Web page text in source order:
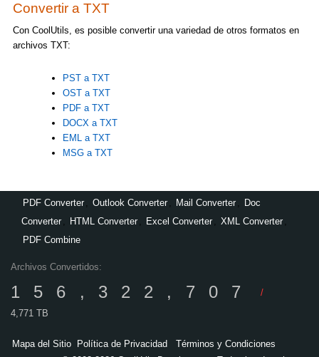
Convertir a TXT
Con CoolUtils, es posible convertir una variedad de otros formatos en
archivos TXT:
PST a TXT
OST a TXT
PDF a TXT
DOCX a TXT
EML a TXT
MSG a TXT
PDF Converter Outlook Converter Mail Converter
Doc
Converter
HTML Converter Excel Converter XML Converter
PDF Combine
Archivos Convertidos:
156,322,707
/
4,771 TB
Mapa del Sitio Política de Privacidad
Términos y Condiciones